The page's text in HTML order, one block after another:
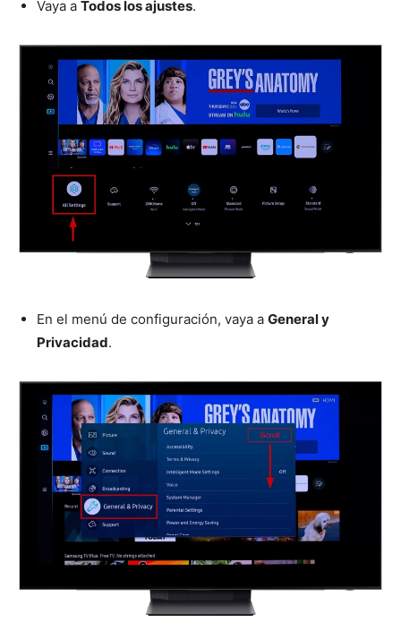
Vaya a Todos los ajustes.
En el menú de configuración, vaya a General y
Privacidad.